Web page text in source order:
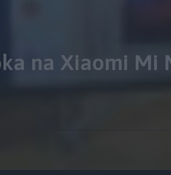
na Xiaomi Mi